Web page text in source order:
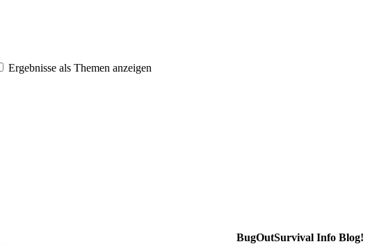
Ergebnisse als Themen anzeigen
BugOutSurvival Info Blog!